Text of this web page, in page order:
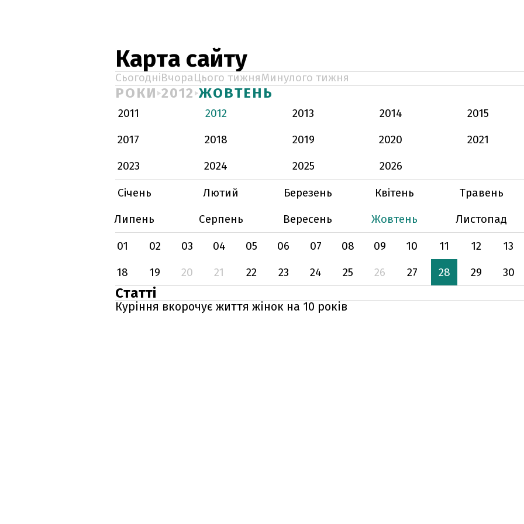
Карта сайту
СьогодніВчораЦього тижняМинулого тижня
РОКИ 2012 ЖОВТЕНЬ
2011 2012 2013 2014
2015
2017
2018 2019 2020
2021
2023
2024 2025
2026
Січень
Лютий Березень Квітень
Травень
Липень
Серпень Вересень Жовтень
Листопад
01
02 03 04 05 06 07 08 09 10 11 12
13
18
19 20 21 22 23 24 25 26 27 28 29 30
Статті
Куріння вкорочує життя жінок на 10 років